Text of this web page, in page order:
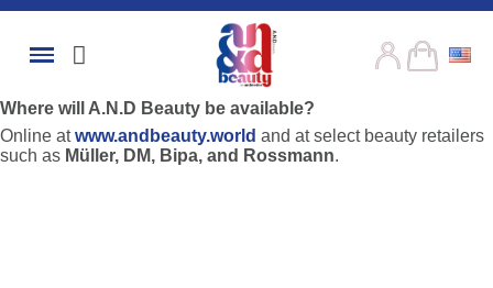
Where will A.N.D Beauty be available?
Online atwww.andbeauty.world and at select beauty retailers
such as Müller, DM, Bipa, and Rossmann.